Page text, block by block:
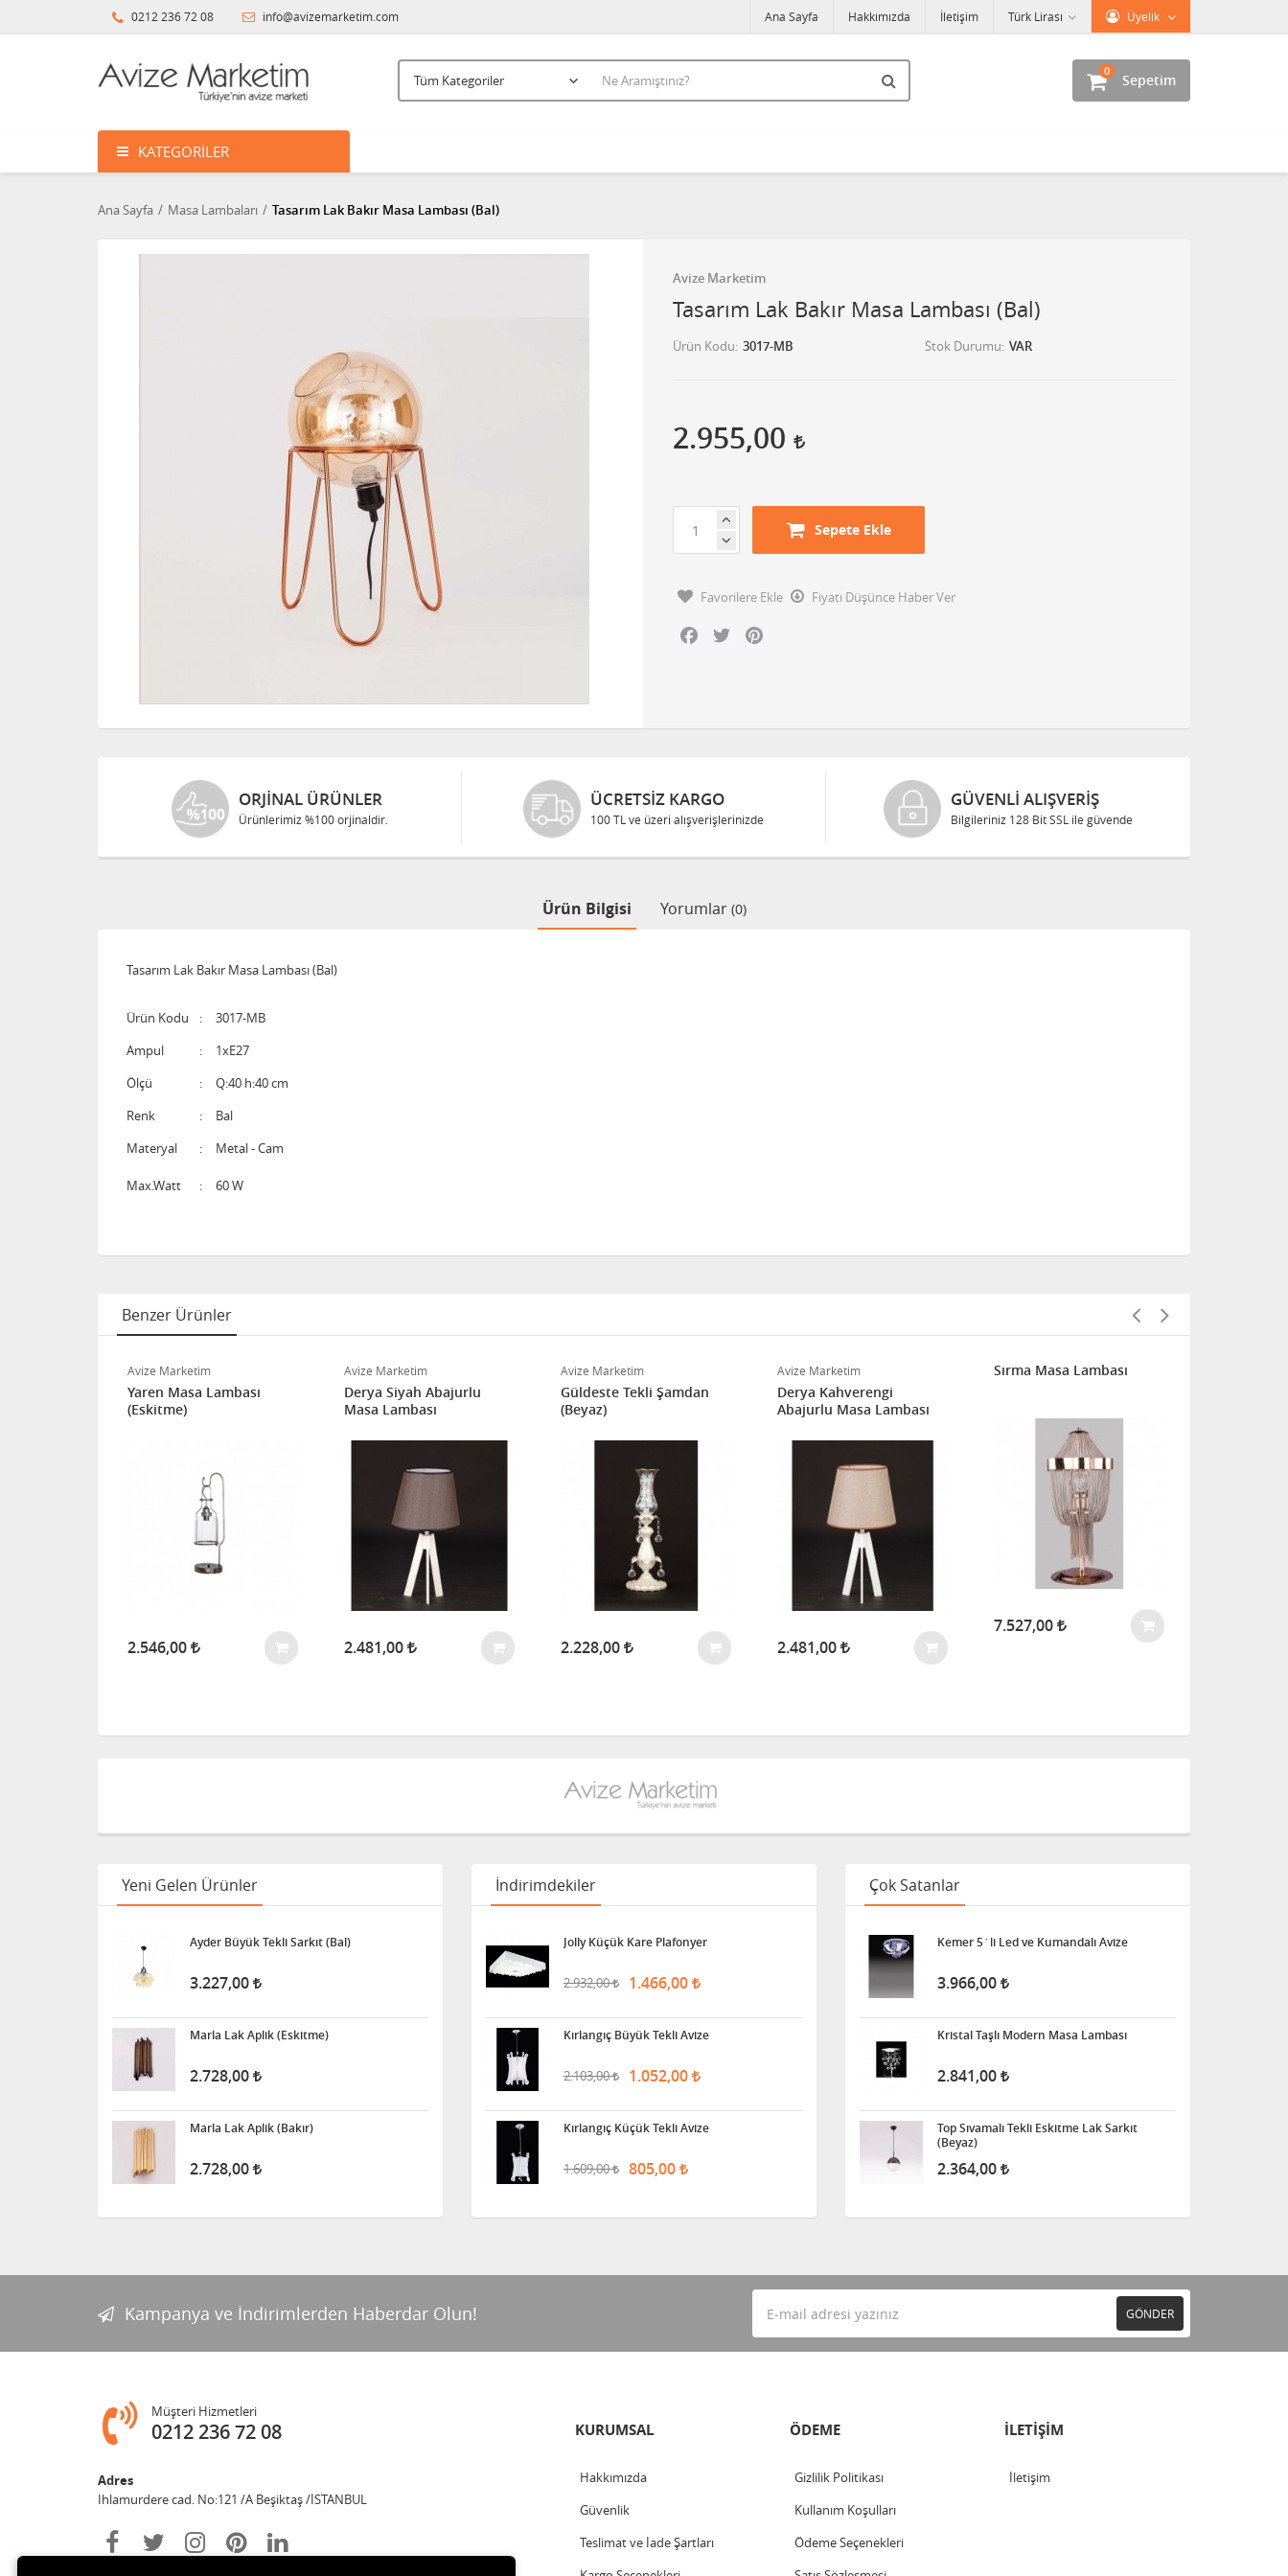
0212 236 72 08 info@avizemarketim.com Üyelik
Türk Lirası
Ana Sayfa Hakkımızda İletişim
Sepetim
0
KATEGORILER
Ana Sayfa Masa Lambaları Tasarım Lak Bakır Masa Lambası (Bal)
Avize Marketim
Tasarım Lak Bakır Masa Lambası (Bal)
Ürün Kodu 3017-MB Stok Durumu VAR
2.955,00
Sepete Ekle
Favorilere Ekle
Fiyatı Düşünce Haber Ver
Facebook
Twitter
ORJINAL ÜRÜNLER
Ürünlerimiz %100 orjinaldir.
ÜCRETSIZ KARGO
100 TL ve üzeri alışverişlerinizde
GÜVENLI ALIŞVERIŞ
Bilgileriniz 128 Bit SSL ile güvende
Ürün Bilgisi Yorumlar (0)
Tasarım Lak Bakır Masa Lambası (Bal)
Ürün Kodu :
3017-MB
Ampul
:
1xE27
Ölçü
:
Q:40 h:40 cm
Renk
:
Bal
Materyal
: Metal - Cam
Max.Watt : 60 W
Benzer Ürünler
Avize Marketim
Yaren Masa Lambası
(Eskitme)
2.546,00
Avize Marketim
Derya Siyah Abajurlu
Masa Lambası
2.481,00
Avize Marketim
Güldeste Tekli Şamdan
(Beyaz)
2.228,00
Avize Marketim
Derya Kahverengi
Abajurlu Masa Lambası
2.481,00
Sırma Masa Lambası
7.527,00
Yeni Gelen Ürünler
Ayder Büyük Tekli Sarkıt (Bal)
3.227,00
Marla Lak Aplik (Eskitme)
2.728,00
Marla Lak Aplik (Bakır)
2.728,00
İndirimdekiler
Jolly Küçük Kare Plafonyer
2.932,00 1.466,00
Kırlangıç Büyük Tekli Avize
2.103,00 1.052,00
Kırlangıç Küçük Tekli Avize
1.609,00 805,00
Çok Satanlar
Kemer 5´li Led ve Kumandalı Avize
3.966,00
Kristal Taşlı Modern Masa Lambası
2.841,00
Top Sıvamalı Tekli Eskitme Lak Sarkıt
(Beyaz)
2.364,00
Kampanya ve İndirimlerden Haberdar Olun! GÖNDER
Müşteri Hizmetleri
0212 236 72 08
Adres
Ihlamurdere cad. No:121 /A Beşiktaş /İSTANBUL
KURUMSAL
Hakkımızda
Güvenlik
Teslimat ve İade Şartları
ÖDEME
Gizlilik Politikası
Kullanım Koşulları
Ödeme Seçenekleri
İLETİŞİM
İletişim